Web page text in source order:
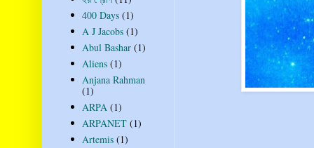
400 Days (1)
A J Jacobs (1)
Abul Bashar (1)
Aliens (1)
Anjana Rahman
(1)
ARPA (1)
ARPANET (1)
Artemis (1)